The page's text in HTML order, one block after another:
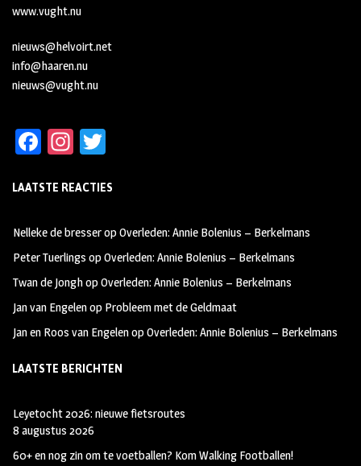
www.vught.nu
nieuws@helvoirt.net
info@haaren.nu
nieuws@vught.nu
Fa
b
oo
k
In
ag
m
tt
LAATSTE REACTIES
Nelleke de bresseropOverleden: Annie Bolenius – Berkelmans
Peter Tuerlings opOverleden: Annie Bolenius – Berkelmans
Twan de JonghopOverleden: Annie Bolenius – Berkelmans
Jan van Engelenop Probleem met de Geldmaat
Jan en Roos van EngelenopOverleden: Annie Bolenius – Berkelmans
LAATSTE BERICHTEN
Leyetocht 2026: nieuwe fietsroutes
8 augustus 2026
60+ en nog zin om te voetballen? Kom Walking Footballen!